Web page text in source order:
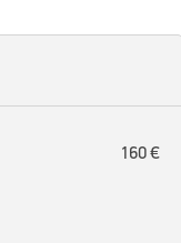
160 €